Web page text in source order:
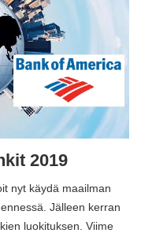
2019
nyt käydä maailman
Jälleen kerran
luokituksen. Viime